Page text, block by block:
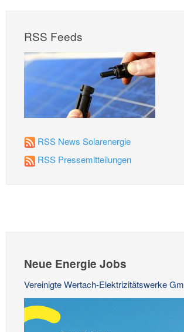
RSS Feeds
RSS News Solarenergie
RSS Pressemitteilungen
Neue Energie Jobs
Vereinigte Wertach-Elektrizitätswerke